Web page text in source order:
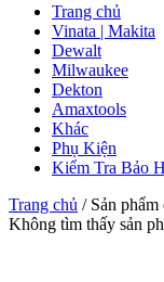
Trang chủ
Vinata | Makita
Dewalt
Milwaukee
Dekton
Amaxtools
Khác
Phụ Kiện
Kiểm Tra Bảo
Trang chủ /Sản phẩm
Không tìm thấy sản